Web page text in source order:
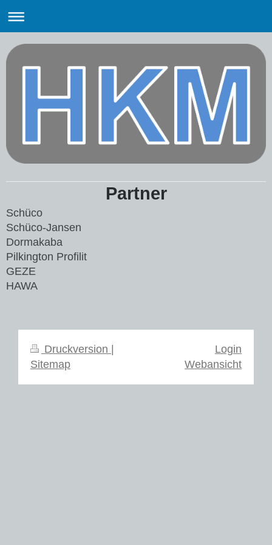
GmbH & Co. KGPartner
Schüco
Schüco-Jansen
Dormakaba
Pilkington Profilit
GEZE
HAWA
Druckversion |
Sitemap
Login
Webansicht